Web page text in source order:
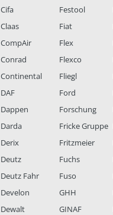
Cifa
Claas
CompAir
Conrad
Continental
DAF
Dappen
Darda
Derix
Deutz
Deutz Fahr
Develon
Dewalt
Festool
Fiat
Flex
Flexco
Fliegl
Ford
Forschung
Fricke Gruppe
Fritzmeier
Fuchs
Fuso
GHH
GINAF